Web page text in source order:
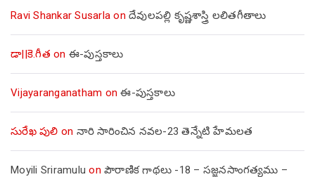
Ravi Shankar Susarla on దేవులపల్లి కృష్ణశాస్త్రి లలితగీతాలు
డా||కె.గీత on ఈ-పుస్తకాలు
Vijayaranganatham onఈ-పుస్తకాలు
సురేఖ పులి on నారి సారించిన నవల-23 తెన్నేటి హేమలత
Moyili Sriramulu on పౌరాణిక గాథలు -18 – సజ్జనసాంగత్యము –